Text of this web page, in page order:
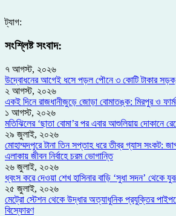
ট্যাগ:
সংশ্লিষ্ট সংবাদ:
৭ আগস্ট, ২০২৬
উদ্বোধনের আগেই ধসে পড়ল পৌনে ৩ কোটি টাকার সড়ক,
২ আগস্ট, ২০২৬
একই দিনে রাজধানীজুড়ে জোড়া বোমাতঙ্ক: মিরপুর ও
১ আগস্ট, ২০২৬
মতিঝিলের ‘ছাতা বোমা’র পর এবার আশুলিয়ায় দোকানে
২৯ জুলাই, ২০২৬
মোহাম্মদপুরে টানা তিন সপ্তাহ ধরে তীব্র গ্যাস সংকট:
এলাকায় জীবন নির্বাহে চরম ভোগান্তি
২৬ জুলাই, ২০২৬
ধ্বংস করে দেওয়া শেখ হাসিনার বাড়ি ‘সুধা সদন’ থেকে
২৫ জুলাই, ২০২৬
মেট্রো স্টেশন থেকে উদ্ধার অত্যাধুনিক প্রযুক্তির
বিস্ফোরণ